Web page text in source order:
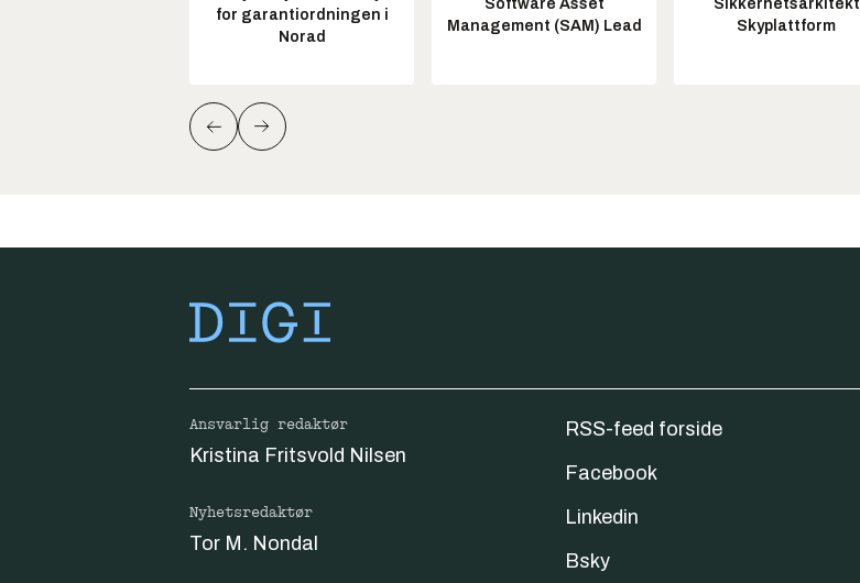
for garantiordningen i
Norad
Software Asset
Management (SAM) Lead
Sikkerhetsarkitekt
Skyplattform
Ansvarlig redaktør
Kristina Fritsvold Nilsen
Nyhetsredaktør
Tor M. Nondal
RSS-feed forside
Facebook
Linkedin
Bsky